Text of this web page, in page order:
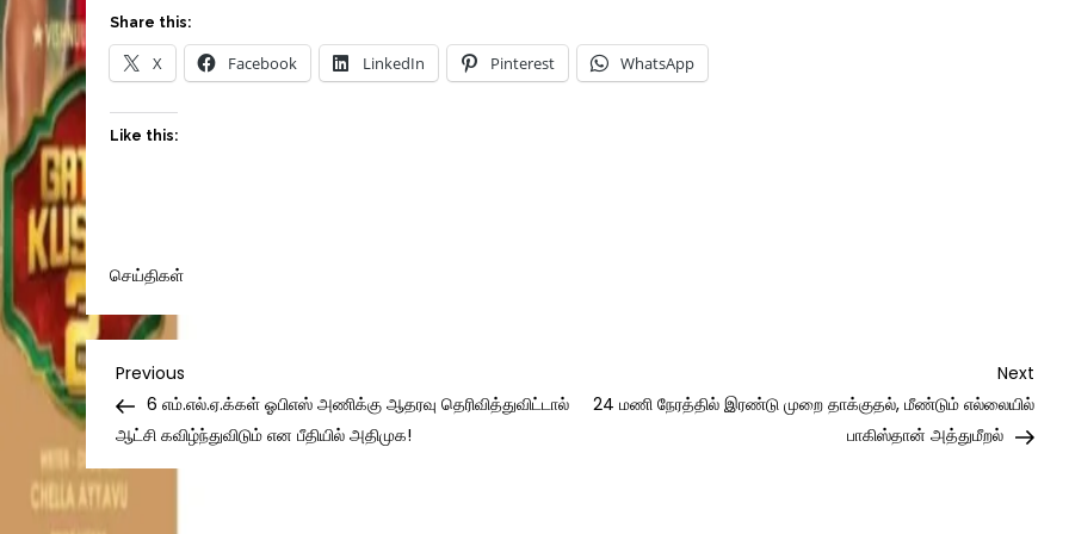
Share this:
X Facebook LinkedIn Pinterest WhatsApp
Like this:
செய்திகள்
Post
navigation
Previous
Post
Previous
6 எம்.எல்.ஏ.க்கள் ஓபிஎஸ் அணிக்கு ஆதரவு தெரிவித்துவிட்டால்
ஆட்சி கவிழ்ந்துவிடும் என பீதியில் அதிமுக!
Post
Next
24 மணி நேரத்தில் இரண்டு முறை தாக்குதல், மீண்டும் எல்லையில்
பாகிஸ்தான் அத்துமீறல்